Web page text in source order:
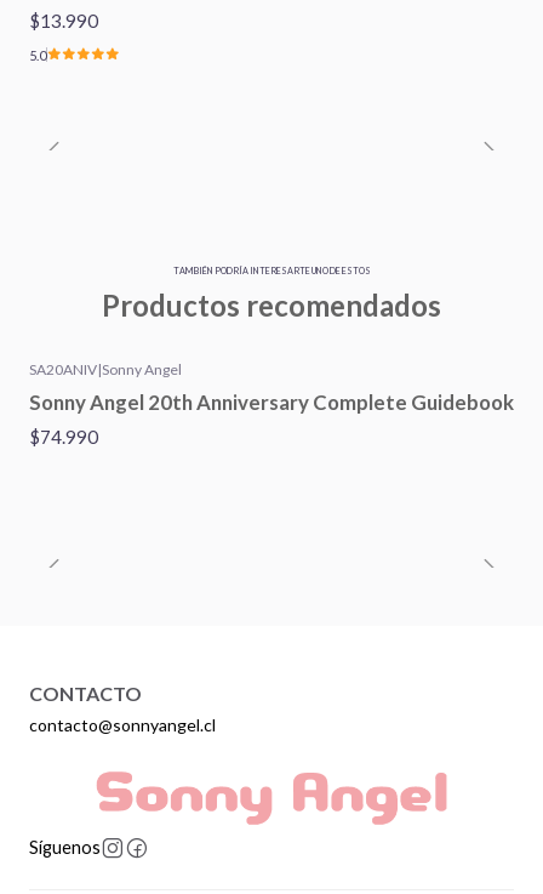
$13.990
5.0
TAMBIÉN PODRÍA INTERESARTE UNO DE ESTOS
Productos recomendados
SA20ANIV|Sonny Angel
Sonny Angel 20th Anniversary Complete Guidebook
$74.990
CONTACTO
contacto@sonnyangel.cl
Síguenos